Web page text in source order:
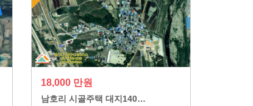
18,000 만원
남호리 시골주택 대지140…